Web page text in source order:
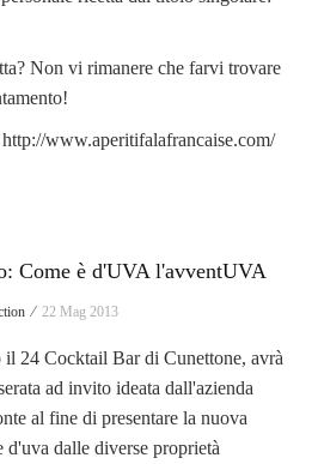
Non vi rimanere che farvi trovare
www.aperitifalafrancaise.com/
Come è d'UVA l'avventUVA
⁄ 22 Mag 2013
il 24 Cocktail Bar di Cunettone, avrà
ad invito ideata dall'azienda
al fine di presentare la nuova
dalle diverse proprietà